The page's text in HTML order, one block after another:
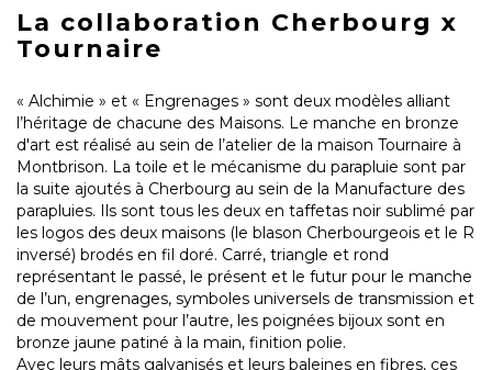
La collaboration Cherbourg x
Tournaire
« Alchimie » et « Engrenages » sont deux modèles alliant
l’héritage de chacune des Maisons. Le manche en bronze
d'art est réalisé au sein de l’atelier de la maison Tournaire à
Montbrison. La toile et le mécanisme du parapluie sont par
la suite ajoutés à Cherbourg au sein de la Manufacture des
parapluies. Ils sont tous les deux en taffetas noir sublimé par
les logos des deux maisons (le blason Cherbourgeois et le R
inversé) brodés en fil doré. Carré, triangle et rond
représentant le passé, le présent et le futur pour le manche
de l’un, engrenages, symboles universels de transmission et
de mouvement pour l’autre, les poignées bijoux sont en
bronze jaune patiné à la main, finition polie.
Avec leurs mâts galvanisés et leurs baleines en fibres, ces